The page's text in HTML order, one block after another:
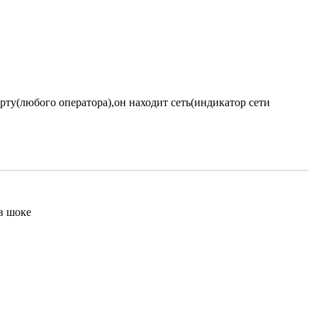
оператора),он находит сеть(индикатор сети